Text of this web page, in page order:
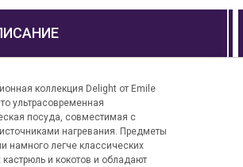
коллекция Delight от Emile
ультрасовременная
посуда, совместимая с
нагревания. Предметы
намного легче классических
кастрюль и кокотов и обладают